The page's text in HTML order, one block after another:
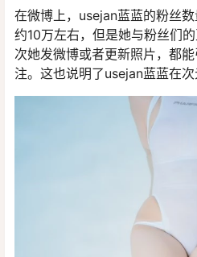
在微博上，usejan蓝蓝的粉丝
约10万左右，但是她与粉丝们
次她发微博或者更新照片，都
注。这也说明了usejan蓝蓝在次